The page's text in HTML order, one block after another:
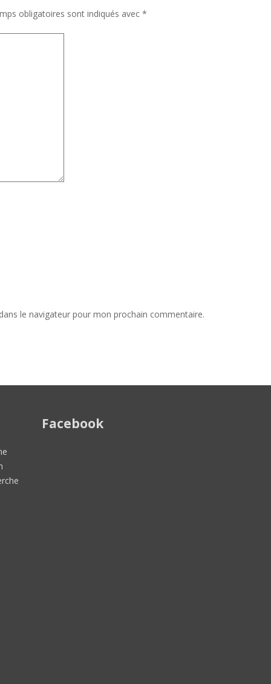
obligatoires sont indiqués avec *
le navigateur pour mon prochain commentaire.
Facebook